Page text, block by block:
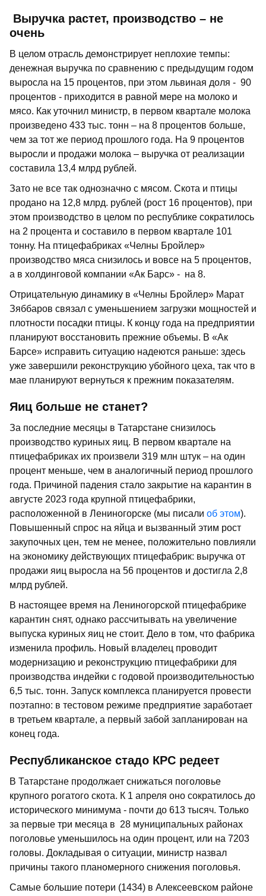
Выручка растет, производство – не
очень
В целом отрасль демонстрирует неплохие темпы:
денежная выручка по сравнению с предыдущим годом
выросла на 15 процентов, при этом львиная доля - 90
процентов - приходится в равной мере на молоко и
мясо. Как уточнил министр, в первом квартале молока
произведено 433 тыс. тонн – на 8 процентов больше,
чем за тот же период прошлого года. На 9 процентов
выросли и продажи молока – выручка от реализации
составила 13,4 млрд рублей.
Зато не все так однозначно с мясом. Скота и птицы
продано на 12,8 млрд. рублей (рост 16 процентов), при
этом производство в целом по республике сократилось
на 2 процента и составило в первом квартале 101
тонну. На птицефабриках «Челны Бройлер»
производство мяса снизилось и вовсе на 5 процентов,
а в холдинговой компании «Ак Барс» - на 8.
Отрицательную динамику в «Челны Бройлер» Марат
Зяббаров связал с уменьшением загрузки мощностей и
плотности посадки птицы. К концу года на предприятии
планируют восстановить прежние объемы. В «Ак
Барсе» исправить ситуацию надеются раньше: здесь
уже завершили реконструкцию убойного цеха, так что в
мае планируют вернуться к прежним показателям.
Яиц больше не станет?
За последние месяцы в Татарстане снизилось
производство куриных яиц. В первом квартале на
птицефабриках их произвели 319 млн штук – на один
процент меньше, чем в аналогичный период прошлого
года. Причиной падения стало закрытие на карантин в
августе 2023 года крупной птицефабрики,
расположенной в Лениногорске (мы писали об этом).
Повышенный спрос на яйца и вызванный этим рост
закупочных цен, тем не менее, положительно повлияли
на экономику действующих птицефабрик: выручка от
продажи яиц выросла на 56 процентов и достигла 2,8
млрд рублей.
В настоящее время на Лениногорской птицефабрике
карантин снят, однако рассчитывать на увеличение
выпуска куриных яиц не стоит. Дело в том, что фабрика
изменила профиль. Новый владелец проводит
модернизацию и реконструкцию птицефабрики для
производства индейки с годовой производительностью
6,5 тыс. тонн. Запуск комплекса планируется провести
поэтапно: в тестовом режиме предприятие заработает
в третьем квартале, а первый забой запланирован на
конец года.
Республиканское стадо КРС редеет
В Татарстане продолжает снижаться поголовье
крупного рогатого скота. К 1 апреля оно сократилось до
исторического минимума - почти до 613 тысяч. Только
за первые три месяца в 28 муниципальных районах
поголовье уменьшилось на один процент, или на 7203
головы. Докладывая о ситуации, министр назвал
причины такого планомерного снижения поголовья.
Самые большие потери (1434) в Алексеевском районе